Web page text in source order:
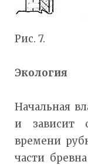
Рис. 7.
Экология
Начальная
и зависит
времени
части